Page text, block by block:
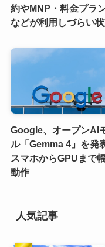
約やMNP・料金プラ
などが利用しづらい
Google、オープンAI
ル「Gemma 4」を発
スマホからGPUまで
動作
人気記事